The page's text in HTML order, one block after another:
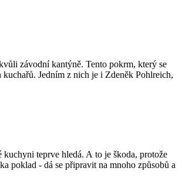
závodní kantýně. Tento pokrm, který se
Jedním z nich je i Zdeněk Pohlreich,
teprve hledá. A to je škoda, protože
poklad - dá se připravit na mnoho způsobů a